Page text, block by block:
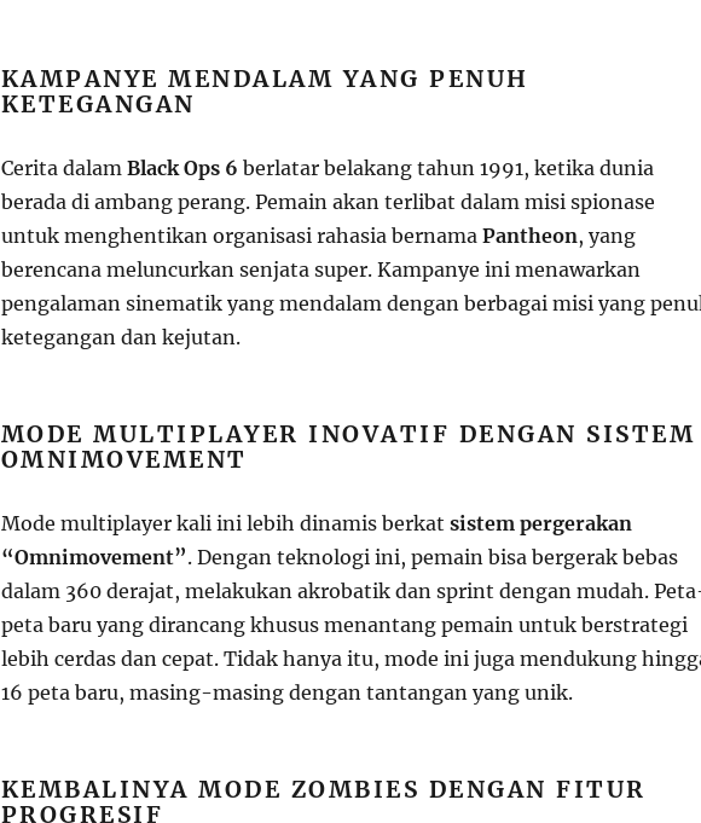
KAMPANYE MENDALAM YANG PENUH
KETEGANGAN
Cerita dalam Black Ops 6 berlatar belakang tahun 1991, ketika dunia
berada di ambang perang. Pemain akan terlibat dalam misi spionase
untuk menghentikan organisasi rahasia bernama Pantheon, yang
berencana meluncurkan senjata super. Kampanye ini menawarkan
pengalaman sinematik yang mendalam dengan berbagai misi yang
ketegangan dan kejutan.
MODE MULTIPLAYER INOVATIF DENGAN SISTEM
OMNIMOVEMENT
Mode multiplayer kali ini lebih dinamis berkat sistem pergerakan
“Omnimovement”. Dengan teknologi ini, pemain bisa bergerak bebas
dalam 360 derajat, melakukan akrobatik dan sprint dengan mudah.
peta baru yang dirancang khusus menantang pemain untuk berstrategi
lebih cerdas dan cepat. Tidak hanya itu, mode ini juga mendukung
16 peta baru, masing-masing dengan tantangan yang unik.
KEMBALINYA MODE ZOMBIES DENGAN FITUR
PROGRESIF